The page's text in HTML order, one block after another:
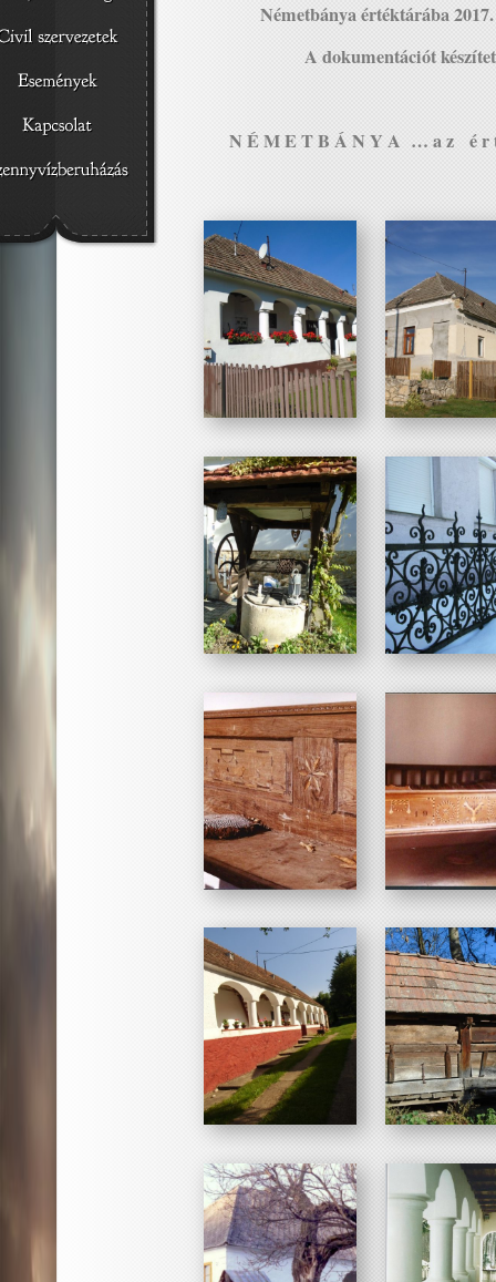
Németbánya értéktárába
A dokumentációt
N É M E T B Á N Y A … a z é r t